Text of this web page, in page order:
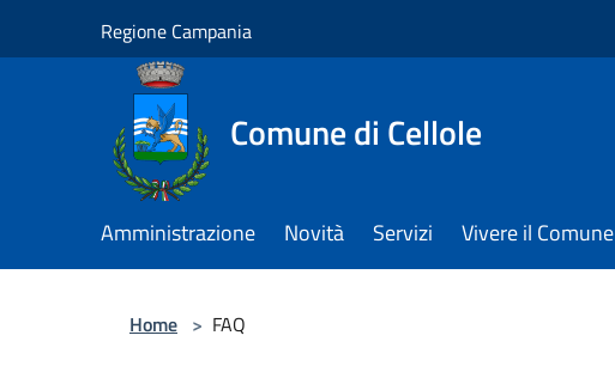
Regione Campania
Comune di Cellole
Amministrazione Novità Servizi Vivere il Comune
Home > FAQ